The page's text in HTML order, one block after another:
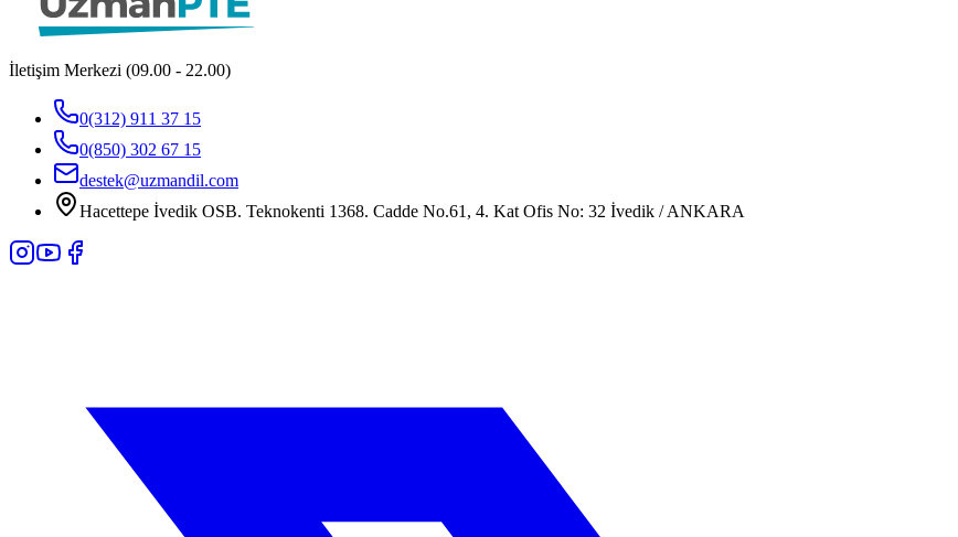
İletişim Merkezi (09.00 - 22.00)
0(312) 911 37 15
0(850) 302 67 15
destek@uzmandil.com
Hacettepe İvedik OSB. Teknokenti 1368. Cadde No.61, 4. Kat Ofis No: 32 İvedik / ANKARA